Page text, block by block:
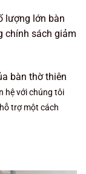
lượng lớn bàn
chính sách giảm
bàn thờ thiên
hệ với chúng tôi
trợ một cách